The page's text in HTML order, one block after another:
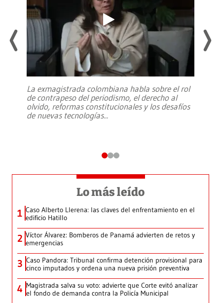
La exmagistrada colombiana habla sobre el rol
de contrapeso del periodismo, el derecho al
olvido, reformas constitucionales y los desafíos
de nuevas tecnologías...
Lo más leído
1 Caso Alberto Llerena: las claves del enfrentamiento en el
edificio Hatillo
2 Víctor Álvarez: Bomberos de Panamá advierten de retos y
emergencias
3 Caso Pandora: Tribunal confirma detención provisional para
cinco imputados y ordena una nueva prisión preventiva
4 Magistrada salva su voto: advierte que Corte evitó analizar
el fondo de demanda contra la Policía Municipal